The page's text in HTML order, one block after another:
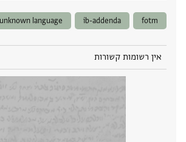
fotm
ib-addenda
unknown language
אין רשומות קשורות